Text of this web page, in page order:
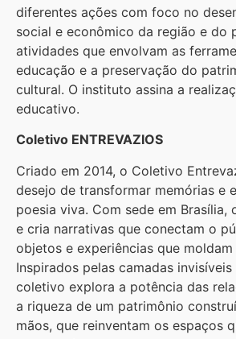
diferentes ações com foco no
social e econômico da região e do
atividades que envolvam as
educação e a preservação do
cultural. O instituto assina a
educativo.
Coletivo ENTREVAZIOS
Criado em 2014, o Coletivo
desejo de transformar memórias e
poesia viva. Com sede em Brasília,
e cria narrativas que conectam o
objetos e experiências que
Inspirados pelas camadas
coletivo explora a potência das
a riqueza de um patrimônio
mãos, que reinventam os espaços